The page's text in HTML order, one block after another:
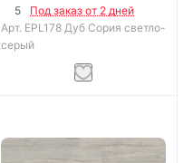
кл New Lock
5
Под заказ от 2 дней
Арт. EPL178 Дуб Сория светло-
серый